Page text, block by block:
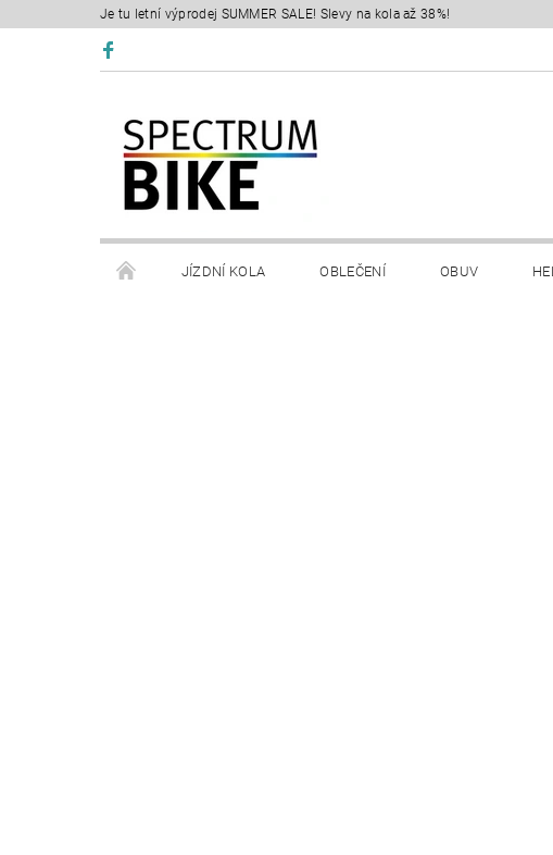
Je tu letní výprodej SUMMER SALE! Slevy na kola až 38%!
JÍZDNÍ KOLA OBLEČENÍ OBUV